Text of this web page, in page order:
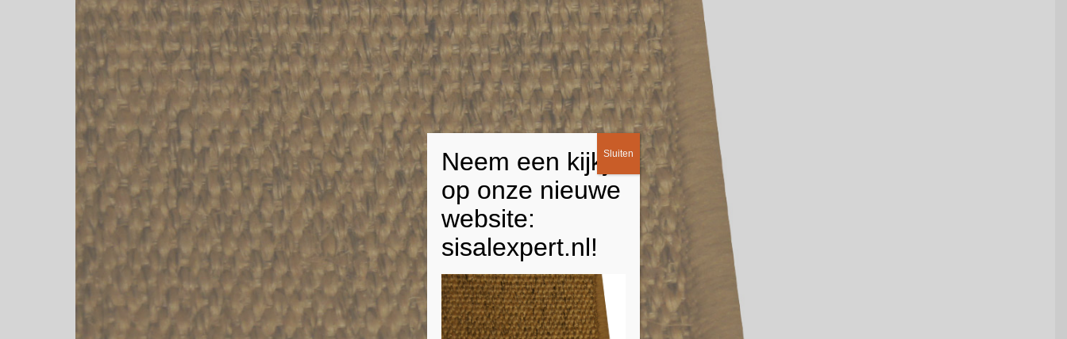
Neem een kijkje
op onze nieuwe
website:
sisalexpert.nl!
Sluiten